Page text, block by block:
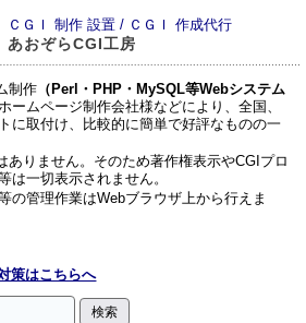
ＣＧＩ 制作 設置 / ＣＧＩ 作成代行
あおぞらCGI工房
制作 （Perl・PHP・MySQL等Webシステム
ームページ制作会社様などにより、全国、
に取付け、比較的に簡単で好評なものの一
ありません。そのため著作権表示やCGIプロ
は一切表示されません。
の管理作業はWebブラウザ上から行えま
策はこちらへ